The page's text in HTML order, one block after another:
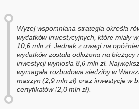
Wyżej wspomniana strategia określa
wydatków inwestycyjnych, które miały
10,6 mln zł. Jednak z uwagi na
wydatków została odłożona na
inwestycji wyniosła 8,6 mln zł.
wymagała rozbudowa siedziby w
maszyn (2,9 mln zł) oraz inwestycje w
certyfikatów (2,0 mln zł).